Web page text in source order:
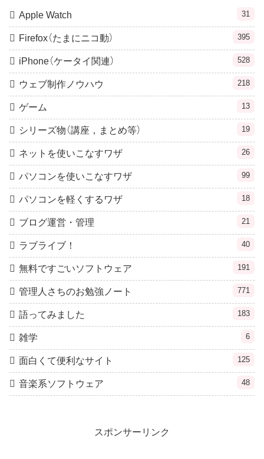
Apple Watch 31
Firefox（たまにニコ動） 395
iPhone（ケータイ関連） 528
ウェブ制作ノウハウ 218
ゲーム 13
シリーズ物（講座，まとめ等） 19
ネットを使いこなすワザ 26
パソコンを使いこなすワザ 99
パソコンを軽くするワザ 18
ブログ運営・管理 21
ラブライブ！ 40
無料ですごいソフトウェア 191
管理人さちのお勉強ノート 771
語ってみました 183
雑学 6
面白くて便利なサイト 125
音楽系ソフトウェア 48
スポンサーリンク